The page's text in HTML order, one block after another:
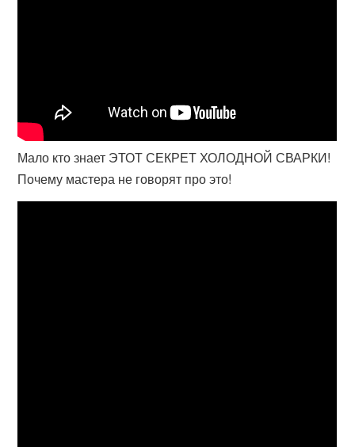
Мало кто знает ЭТОТ СЕКРЕТ ХОЛОДНОЙ СВАРКИ!
Почему мастера не говорят про это!